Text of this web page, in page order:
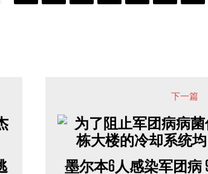
下一篇
墨尔本6人感染军团病